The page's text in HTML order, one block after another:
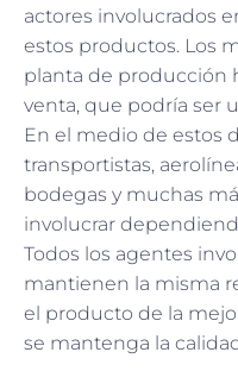
actores involucrados
estos productos. Los
planta de producción
venta, que podría ser
En el medio de estos
transportistas,
bodegas y muchas
involucrar
Todos los agentes
mantienen la misma
el producto de la
se mantenga la